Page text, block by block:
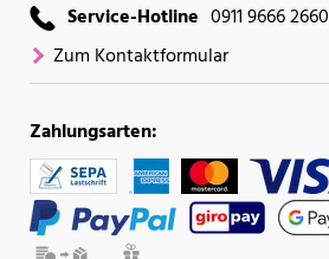
Service-Hotline 0911 9666 2660
Zum Kontaktformular
Zahlungsarten: